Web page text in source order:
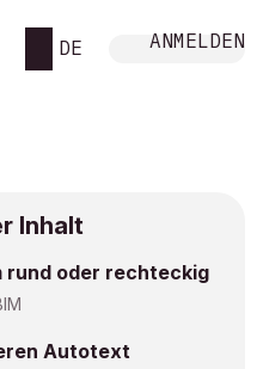
DE ANMELDEN
Inhalt
rund oder rechteckig
Autotext